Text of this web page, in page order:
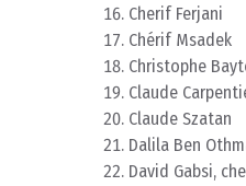
Cherif Ferjani
Chérif Msadek
Christophe
Claude
Claude Szatan
Dalila Ben
David Gabsi,